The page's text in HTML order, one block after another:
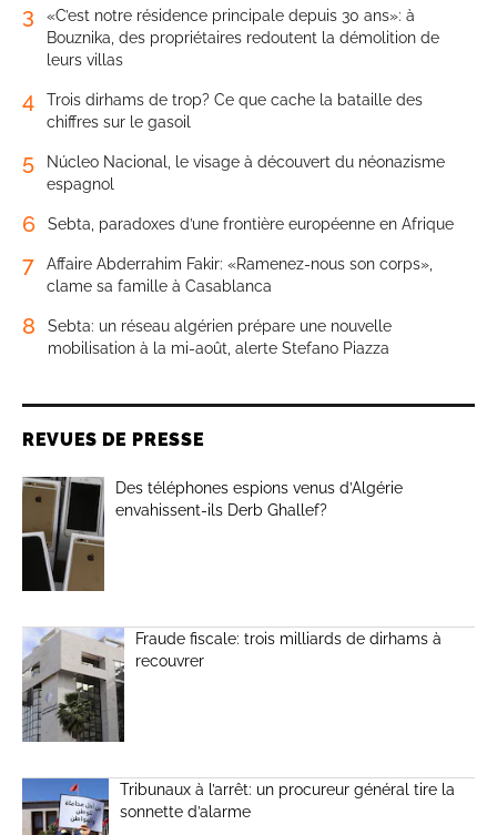
3
«C’est notre résidence principale depuis 30 ans»: à
Bouznika, des propriétaires redoutent la démolition de
leurs villas
4
Trois dirhams de trop? Ce que cache la bataille des
chiffres sur le gasoil
5
Núcleo Nacional, le visage à découvert du néonazisme
espagnol
6 Sebta, paradoxes d’une frontière européenne en Afrique
7
Affaire Abderrahim Fakir: «Ramenez-nous son corps»,
clame sa famille à Casablanca
8
Sebta: un réseau algérien prépare une nouvelle
mobilisation à la mi-août, alerte Stefano Piazza
REVUES DE PRESSE
Des téléphones espions venus d’Algérie
envahissent-ils Derb Ghallef?
Fraude fiscale: trois milliards de dirhams à
recouvrer
Tribunaux à l’arrêt: un procureur général tire la
sonnette d’alarme